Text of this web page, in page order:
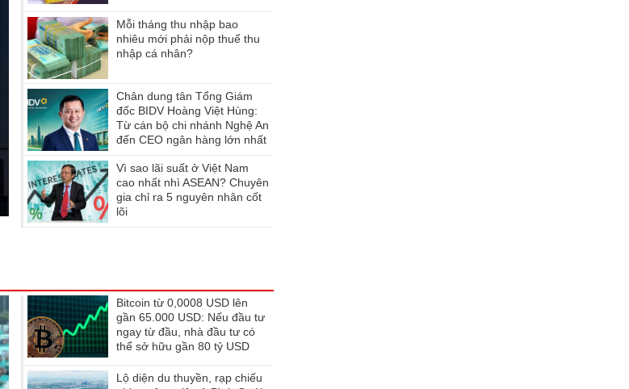
Mỗi tháng thu nhập bao
nhiêu mới phải nộp thuế thu
nhập cá nhân?
Chân dung tân Tổng Giám
đốc BIDV Hoàng Việt Hùng:
Từ cán bộ chi nhánh Nghệ An
đến CEO ngân hàng lớn nhất
Vì sao lãi suất ở Việt Nam
cao nhất nhì ASEAN? Chuyên
gia chỉ ra 5 nguyên nhân cốt
lõi
Bitcoin từ 0,0008 USD lên
gần 65.000 USD: Nếu đầu tư
ngay từ đầu, nhà đầu tư có
thể sở hữu gần 80 tỷ USD
Lộ diện du thuyền, rạp chiếu